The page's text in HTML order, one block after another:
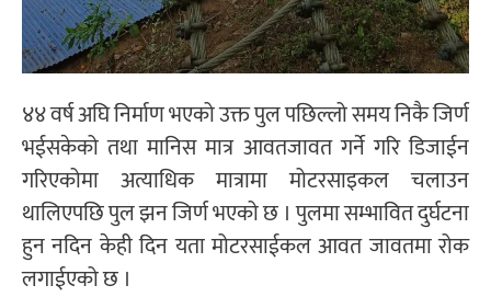
४४ वर्ष अघि निर्माण भएको उक्त पुल पछिल्लो समय निकै जिर्ण
भईसकेको तथा मानिस मात्र आवतजावत गर्ने गरि डिजाईन
गरिएकोमा अत्याधिक मात्रामा मोटरसाइकल चलाउन
थालिएपछि पुल झन जिर्ण भएको छ । पुलमा सम्भावित दुर्घटना
हुन नदिन केही दिन यता मोटरसाईकल आवत जावतमा रोक
लगाईएको छ ।